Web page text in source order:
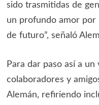
sido trasmitidas de
un profundo amor por
de futuro”, señaló
Para dar paso así a
colaboradores y
Alemán, refiriendo